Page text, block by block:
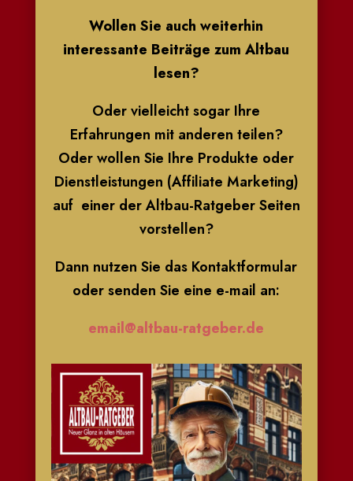
Wollen Sie auch weiterhin
interessante Beiträge zum Altbau
lesen?
Oder vielleicht sogar Ihre
Erfahrungen mit anderen teilen?
Oder wollen Sie Ihre Produkte oder
Dienstleistungen (Affiliate Marketing)
auf einer der Altbau-Ratgeber Seiten
vorstellen?
Dann nutzen Sie das Kontaktformular
oder senden Sie eine e-mail an:
email@altbau-ratgeber.de